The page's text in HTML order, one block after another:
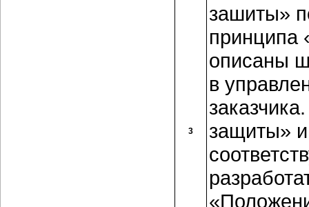
3
зашиты»
принципа
описаны
в
защиты» и